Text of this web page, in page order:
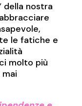
della nostra
le fatiche e
molto più